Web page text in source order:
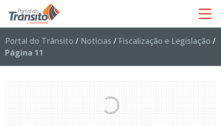
Portal do Trânsito / Notícias / Fiscalização e Legislação /
Página 11